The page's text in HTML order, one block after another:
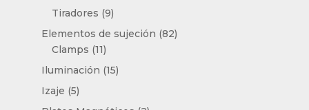
Tiradores 99
productos
Elementos de sujeción 8282
Clamps 1111
productos
Iluminación 1515
Izaje 55
productos